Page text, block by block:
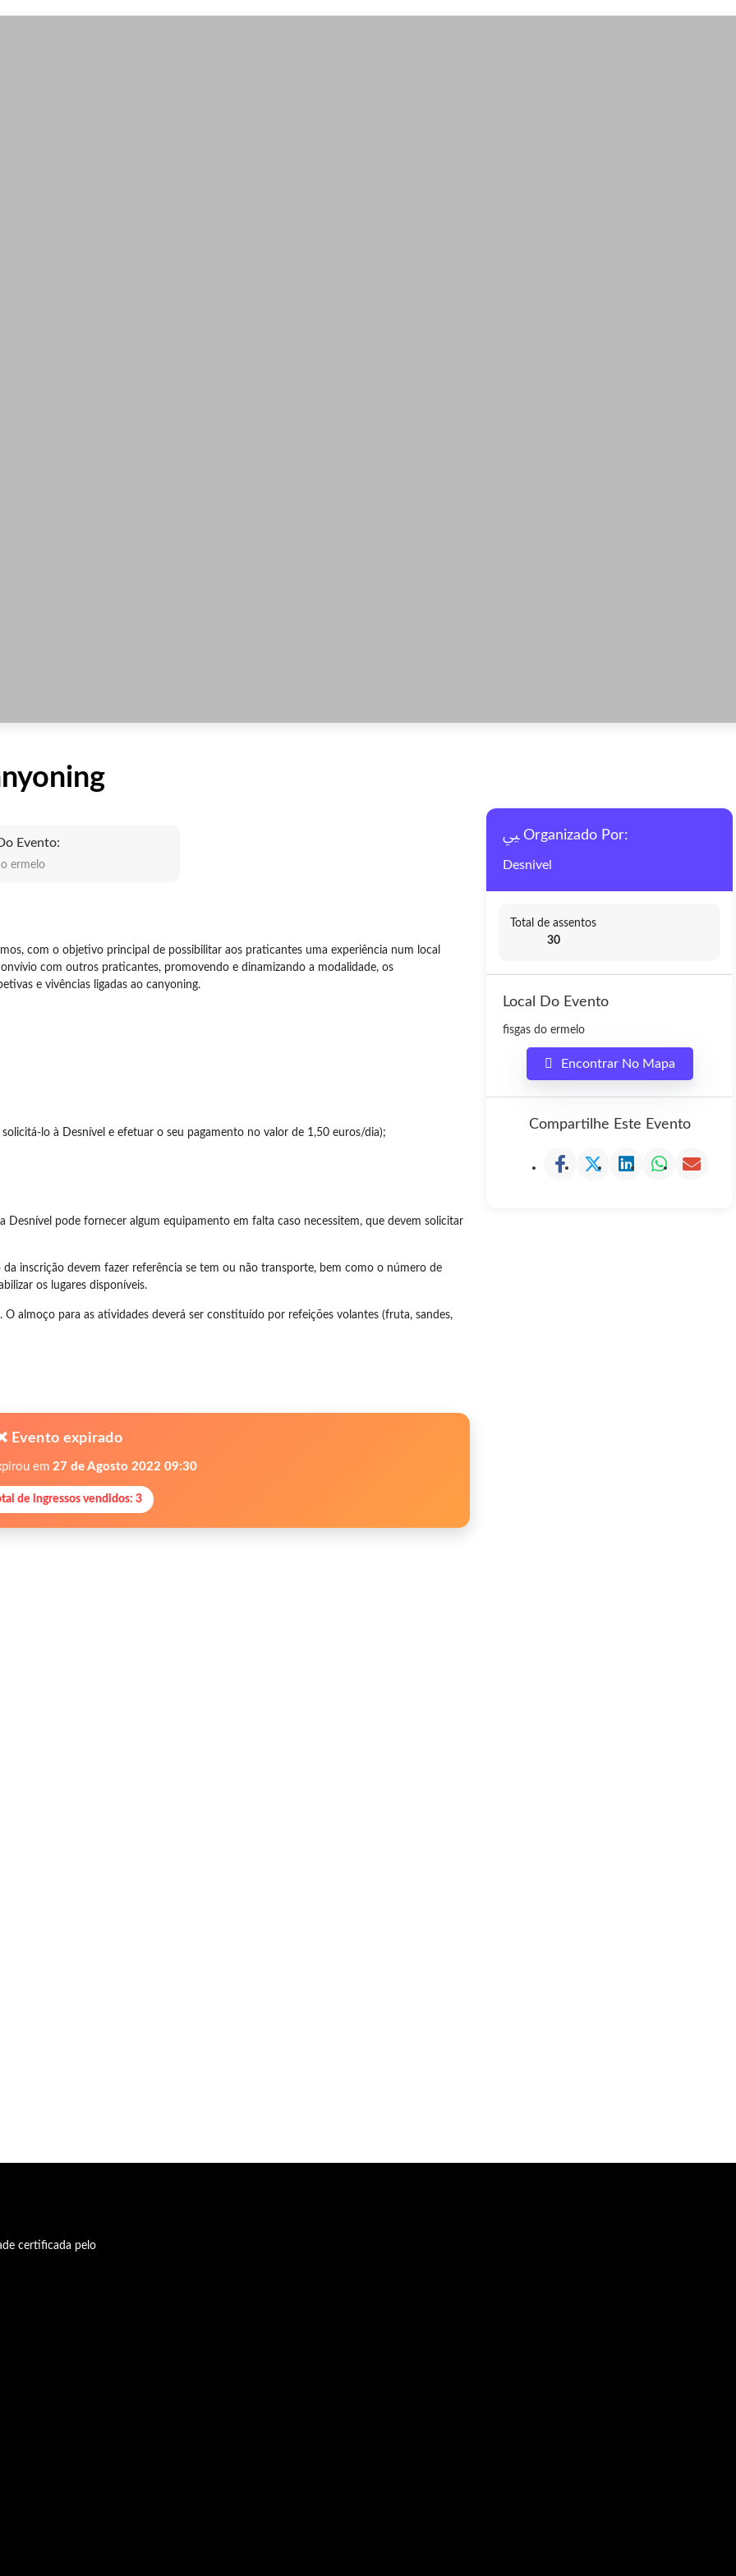
Evento:
ermelo
com o objetivo principal de possibilitar aos praticantes uma experiência num local
com outros praticantes, promovendo e dinamizando a modalidade, os
e vivências ligadas ao canyoning.
lo à Desnível e efetuar o seu pagamento no valor de 1,50 euros/dia);
Desnível pode fornecer algum equipamento em falta caso necessitem, que devem solicitar
inscrição devem fazer referência se tem ou não transporte, bem como o número de
os lugares disponíveis.
almoço para as atividades deverá ser constituído por refeições volantes (fruta, sandes,
Evento expirado
em 27 de Agosto 2022 09:30
de ingressos vendidos: 3
Organizado Por:
Desnivel
Total de assentos
30
Local Do Evento
fisgas do ermelo
Encontrar No Mapa
Compartilhe Este Evento
certificada pelo